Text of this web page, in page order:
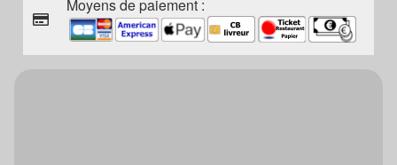
Moyens de paiement :